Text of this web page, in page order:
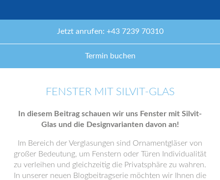
Jetzt anrufen: +43 7239 70310
Termin buchen
FENSTER MIT SILVIT-GLAS
In diesem Beitrag schauen wir uns Fenster mit Silvit-
Glas und die Designvarianten davon an!
Im Bereich der Verglasungen sind Ornamentgläser von
großer Bedeutung, um Fenstern oder Türen Individualität
zu verleihen und gleichzeitig die Privatsphäre zu wahren.
In unserer neuen Blogbeitragserie möchten wir Ihnen die